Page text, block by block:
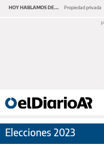
HOY HABLAMOS DE... Propiedad privada
Elecciones 2023